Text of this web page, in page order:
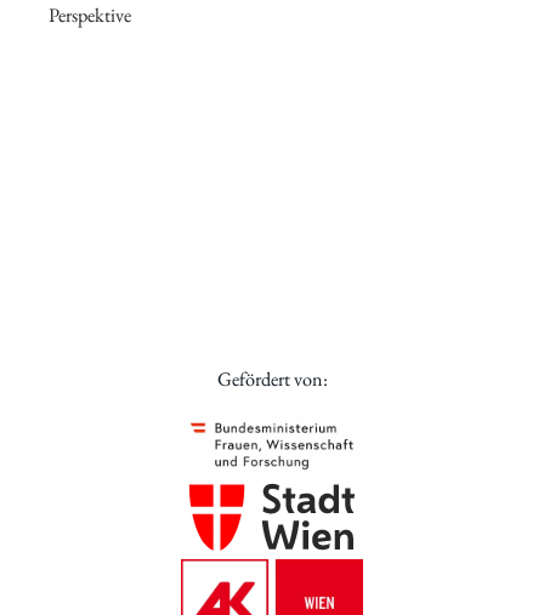
Perspektive
Gefördert von: